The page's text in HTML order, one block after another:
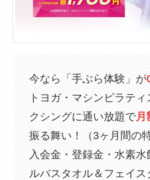
今なら「手ぶら体験」が
トヨガ・マシンピラテ
クシングに通い放題で月
振る舞い！（3ヶ月間の
入会金・登録金・水素
ルバスタオル＆フェイス